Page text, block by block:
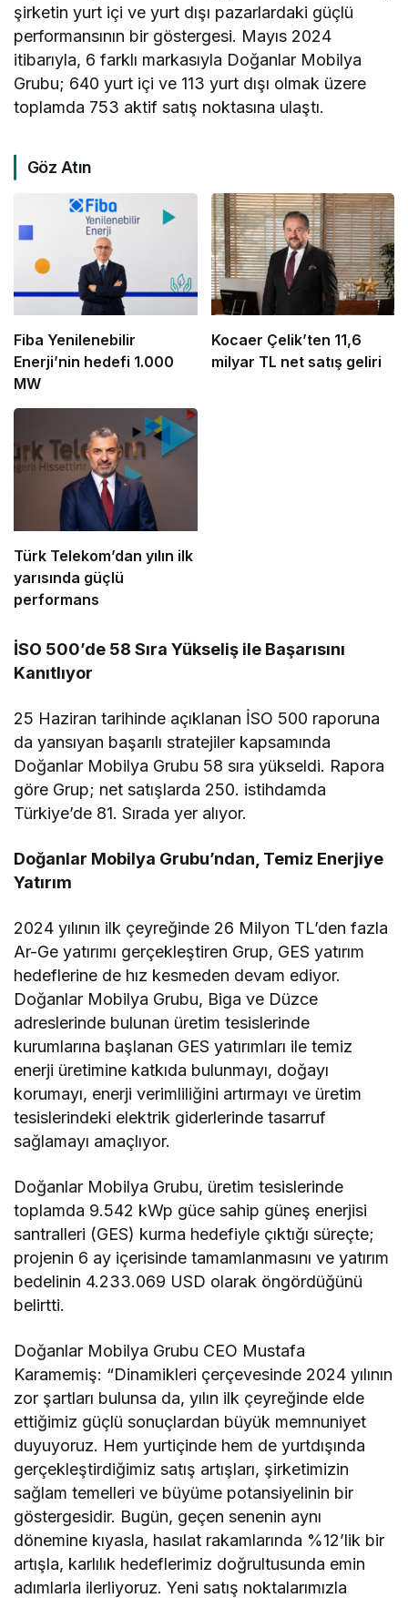
şirketin yurt içi ve yurt dışı pazarlardaki güçlü
performansının bir göstergesi. Mayıs 2024
itibarıyla, 6 farklı markasıyla Doğanlar Mobilya
Grubu; 640 yurt içi ve 113 yurt dışı olmak üzere
toplamda 753 aktif satış noktasına ulaştı.
Göz Atın
Fiba Yenilenebilir
Enerji’nin hedefi 1.000
MW
Kocaer Çelik’ten 11,6
milyar TL net satış geliri
Türk Telekom’dan yılın ilk
yarısında güçlü
performans
İSO 500’de 58 Sıra Yükseliş ile Başarısını
Kanıtlıyor
25 Haziran tarihinde açıklanan İSO 500 raporuna
da yansıyan başarılı stratejiler kapsamında
Doğanlar Mobilya Grubu 58 sıra yükseldi. Rapora
göre Grup; net satışlarda 250. istihdamda
Türkiye’de 81. Sırada yer alıyor.
Doğanlar Mobilya Grubu’ndan, Temiz Enerjiye
Yatırım
2024 yılının ilk çeyreğinde 26 Milyon TL’den fazla
Ar-Ge yatırımı gerçekleştiren Grup, GES yatırım
hedeflerine de hız kesmeden devam ediyor.
Doğanlar Mobilya Grubu, Biga ve Düzce
adreslerinde bulunan üretim tesislerinde
kurumlarına başlanan GES yatırımları ile temiz
enerji üretimine katkıda bulunmayı, doğayı
korumayı, enerji verimliliğini artırmayı ve üretim
tesislerindeki elektrik giderlerinde tasarruf
sağlamayı amaçlıyor.
Doğanlar Mobilya Grubu, üretim tesislerinde
toplamda 9.542 kWp güce sahip güneş enerjisi
santralleri (GES) kurma hedefiyle çıktığı süreçte;
projenin 6 ay içerisinde tamamlanmasını ve yatırım
bedelinin 4.233.069 USD olarak öngördüğünü
belirtti.
Doğanlar Mobilya Grubu CEO Mustafa
Karamemiş: “Dinamikleri çerçevesinde 2024 yılının
zor şartları bulunsa da, yılın ilk çeyreğinde elde
ettiğimiz güçlü sonuçlardan büyük memnuniyet
duyuyoruz. Hem yurtiçinde hem de yurtdışında
gerçekleştirdiğimiz satış artışları, şirketimizin
sağlam temelleri ve büyüme potansiyelinin bir
göstergesidir. Bugün, geçen senenin aynı
dönemine kıyasla, hasılat rakamlarında %12’lik bir
artışla, karlılık hedeflerimiz doğrultusunda emin
adımlarla ilerliyoruz. Yeni satış noktalarımızla